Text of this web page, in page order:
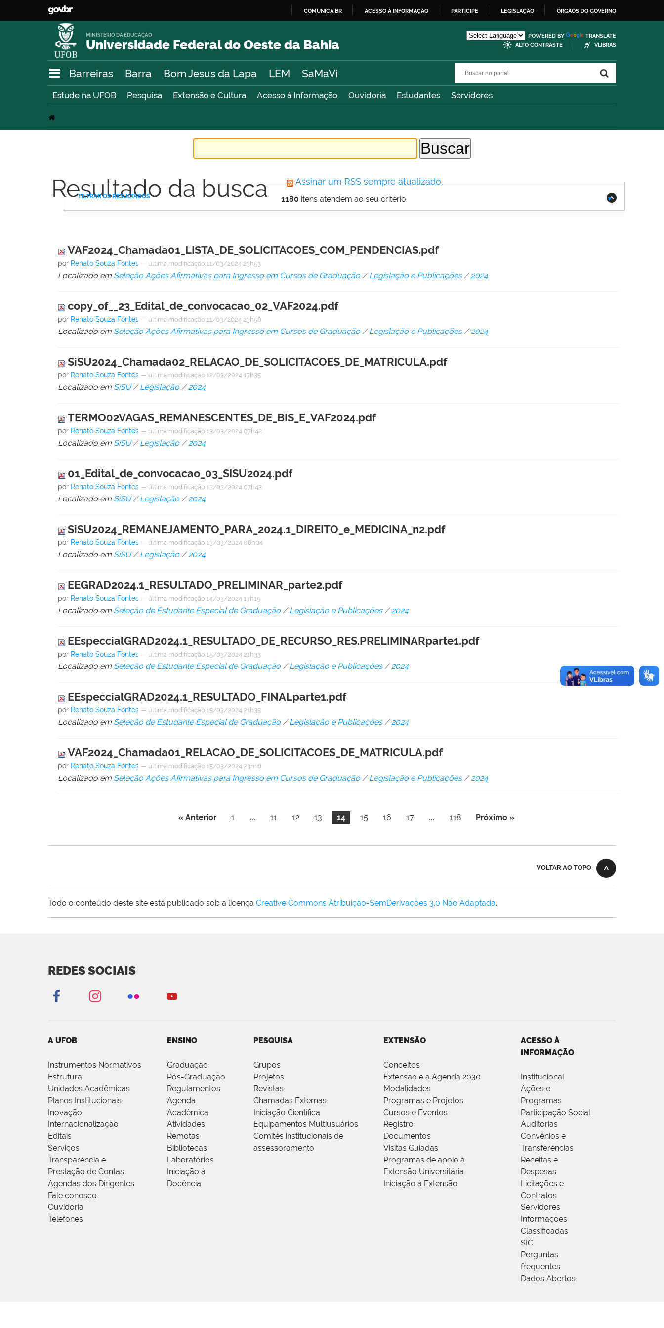
O
COMUNICA BR ACESSO À INFORMAÇÃO PARTICIPE LEGISLAÇÃO ÓRGÃOS DO GOVERNO
Universidade Federal do Oeste da Bahia
MINISTÉRIO DA EDUCAÇÃO POWERED BY
TRANSLATE
ALTO CONTRASTE
VLIBRAS
Barreiras Barra Bom Jesus da Lapa LEM SaMaVi
Estude na UFOB Pesquisa Extensão e Cultura Acesso à Informação Ouvidoria Estudantes Servidores
Resultado da busca Assinar um RSS sempre atualizado.
1180 itens atendem ao seu critério.
FILTRAR OS RESULTADOS
VAF2024_Chamada01_LISTA_DE_SOLICITACOES_COM_PENDENCIAS.pdf
por Renato Souza Fontes — última modificação 11/03/2024 23h53
Localizado em Seleção Ações Afirmativas para Ingresso em Cursos de Graduação /Legislação e Publicações /2024
copy_of__23_Edital_de_convocacao_02_VAF2024.pdf
por Renato Souza Fontes — última modificação 11/03/2024 23h58
Localizado em Seleção Ações Afirmativas para Ingresso em Cursos de Graduação /Legislação e Publicações /2024
SiSU2024_Chamada02_RELACAO_DE_SOLICITACOES_DE_MATRICULA.pdf
por Renato Souza Fontes — última modificação 12/03/2024 17h35
Localizado em SiSU /Legislação /2024
TERMO02VAGAS_REMANESCENTES_DE_BIS_E_VAF2024.pdf
por Renato Souza Fontes — última modificação 13/03/2024 07h42
Localizado em SiSU /Legislação /2024
01_Edital_de_convocacao_03_SISU2024.pdf
por Renato Souza Fontes — última modificação 13/03/2024 07h43
Localizado em SiSU /Legislação /2024
SiSU2024_REMANEJAMENTO_PARA_2024.1_DIREITO_e_MEDICINA_n2.pdf
por Renato Souza Fontes — última modificação 13/03/2024 08h04
Localizado em SiSU /Legislação /2024
EEGRAD2024.1_RESULTADO_PRELIMINAR_parte2.pdf
por Renato Souza Fontes — última modificação 14/03/2024 17h15
Localizado em Seleção de Estudante Especial de Graduação /Legislação e Publicações /2024
EEspeccialGRAD2024.1_RESULTADO_DE_RECURSO_RES.PRELIMINARparte1.pdf
por Renato Souza Fontes — última modificação 15/03/2024 21h33
Localizado em Seleção de Estudante Especial de Graduação /Legislação e Publicações /2024
EEspeccialGRAD2024.1_RESULTADO_FINALparte1.pdf
por Renato Souza Fontes — última modificação 15/03/2024 21h35
Localizado em Seleção de Estudante Especial de Graduação /Legislação e Publicações /2024
VAF2024_Chamada01_RELACAO_DE_SOLICITACOES_DE_MATRICULA.pdf
por Renato Souza Fontes — última modificação 15/03/2024 23h16
Localizado em Seleção Ações Afirmativas para Ingresso em Cursos de Graduação /Legislação e Publicações /2024
« Anterior 1 ... 11 12 13 14 15 16 17 ... 118 Próximo »
VOLTAR AO TOPO
Todo o conteúdo deste site está publicado sob a licença Creative Commons Atribuição-SemDerivações 3.0 Não Adaptada.
REDES SOCIAIS
A UFOB
Instrumentos Normativos
Estrutura
Unidades Acadêmicas
Planos Institucionais
Inovação
Internacionalização
Editais
Serviços
Transparência e
Prestação de Contas
Agendas dos Dirigentes
Fale conosco
Ouvidoria
Telefones
ENSINO
Graduação
Pós-Graduação
Regulamentos
Agenda
Acadêmica
Atividades
Remotas
Bibliotecas
Laboratórios
Iniciação à
Docência
PESQUISA
Grupos
Projetos
Revistas
Chamadas Externas
Iniciação Científica
Equipamentos Multiusuários
Comitês institucionais de
assessoramento
EXTENSÃO
Conceitos
Extensão e a Agenda 2030
Modalidades
Programas e Projetos
Cursos e Eventos
Registro
Documentos
Visitas Guiadas
Programas de apoio à
Extensão Universitária
Iniciação à Extensão
ACESSO À
INFORMAÇÃO
Institucional
Ações e
Programas
Participação Social
Auditorias
Convênios e
Transferências
Receitas e
Despesas
Licitações e
Contratos
Servidores
Informações
Classificadas
SIC
Perguntas
frequentes
Dados Abertos